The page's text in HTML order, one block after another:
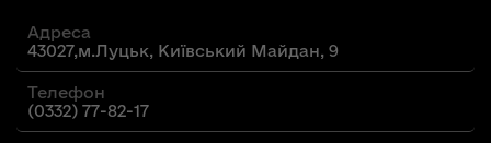
Адреса
43027,м.Луцьк, Київський Майдан, 9
Телефон
(0332) 77-82-17